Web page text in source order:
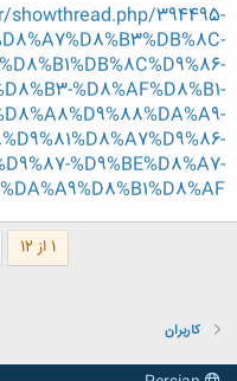
394495-
%D8%AF%D8%B1-
%D9%BE%D8%A7-
%DA%A9%D8%B1%D8%AF
1 از 12
کاربران